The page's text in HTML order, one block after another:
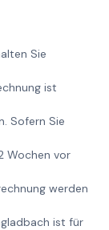
Sie
ist
Sofern Sie
Wochen vor
werden
ist für